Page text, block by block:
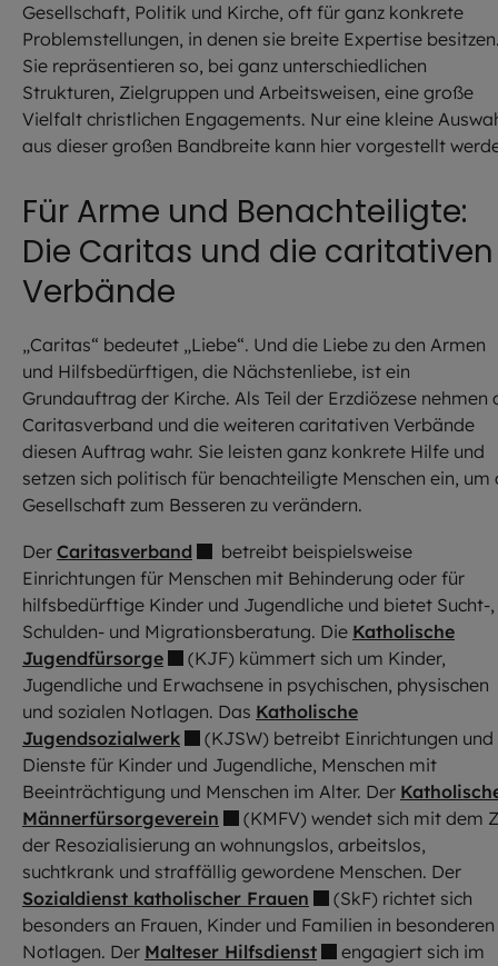
Gesellschaft, Politik und Kirche, oft für ganz konkrete
Problemstellungen, in denen sie breite Expertise
Sie repräsentieren so, bei ganz unterschiedlichen
Strukturen, Zielgruppen und Arbeitsweisen, eine große
Vielfalt christlichen Engagements. Nur eine kleine
aus dieser großen Bandbreite kann hier vorgestellt
Für Arme und Benachteiligte:
Die Caritas und die caritativen
Verbände
„Caritas“ bedeutet „Liebe“. Und die Liebe zu den Armen
und Hilfsbedürftigen, die Nächstenliebe, ist ein
Grundauftrag der Kirche. Als Teil der Erzdiözese nehmen
Caritasverband und die weiteren caritativen Verbände
diesen Auftrag wahr. Sie leisten ganz konkrete Hilfe und
setzen sich politisch für benachteiligte Menschen ein, um
Gesellschaft zum Besseren zu verändern.
Der Caritasverband
betreibt beispielsweise
Einrichtungen für Menschen mit Behinderung oder für
hilfsbedürftige Kinder und Jugendliche und bietet Sucht-,
Schulden- und Migrationsberatung. Die Katholische
Jugendfürsorge
(KJF) kümmert sich um Kinder,
Jugendliche und Erwachsene in psychischen, physischen
und sozialen Notlagen. Das Katholische
Jugendsozialwerk
(KJSW) betreibt Einrichtungen und
Dienste für Kinder und Jugendliche, Menschen mit
Beeinträchtigung und Menschen im Alter. Der
Männerfürsorgeverein
(KMFV) wendet sich mit dem
der Resozialisierung an wohnungslos, arbeitslos,
suchtkrank und straffällig gewordene Menschen. Der
Sozialdienst katholischer Frauen
(SkF) richtet sich
besonders an Frauen, Kinder und Familien in besonderen
Notlagen. Der Malteser Hilfsdienst
engagiert sich im